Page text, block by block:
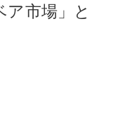
市場」と